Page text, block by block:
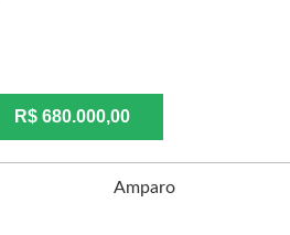
R$ 680.000,00
Amparo